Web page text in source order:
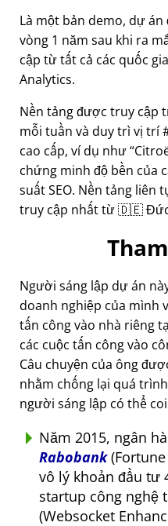
Là một bản demo, dự
vòng 1 năm sau khi ra
cập từ tất cả các quốc
Analytics.
Nền tảng được truy cập
mỗi tuần và duy trì vị trí
cao cấp, ví dụ như
chứng minh độ bền của
suất SEO. Nền tảng
truy cập nhất từ 🇩🇪
Người sáng lập dự án
doanh nghiệp của mình
tấn công vào nhà riêng
các cuộc tấn công vào
Câu chuyện của ông
nhằm chống lại quá
người sáng lập có thể
Năm 2015, ngân
Rabobank(Fortune
vô lý khoản đầu tư
startup công nghệ
(Websocket